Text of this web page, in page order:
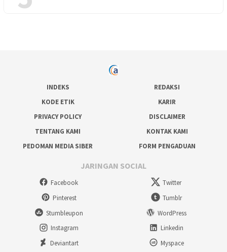
INDEKS
REDAKSI
KODE ETIK
KARIR
PRIVACY POLICY
DISCLAIMER
TENTANG KAMI
KONTAK KAMI
PEDOMAN MEDIA SIBER
FORM PENGADUAN
JARINGAN SOCIAL
Facebook
Twitter
Pinterest
Tumblr
Stumbleupon
WordPress
Instagram
Linkedin
Deviantart
Myspace